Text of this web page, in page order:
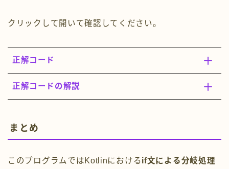
クリックして開いて確認してください。
正解コード
正解コードの解説
まとめ
このプログラムではKotlinにおけるif文による分岐処理